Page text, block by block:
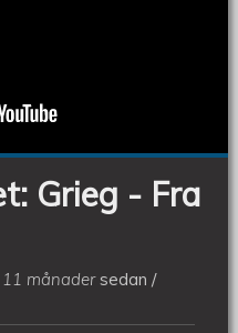
Grieg - Fra
månadersedan